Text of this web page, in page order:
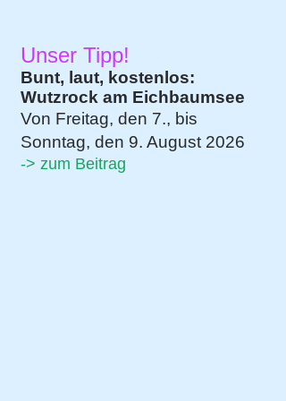
Unser Tipp!
Bunt, laut, kostenlos:
Wutzrock am Eichbaumsee
Von Freitag, den 7., bis
Sonntag, den 9. August 2026
-> zum Beitrag